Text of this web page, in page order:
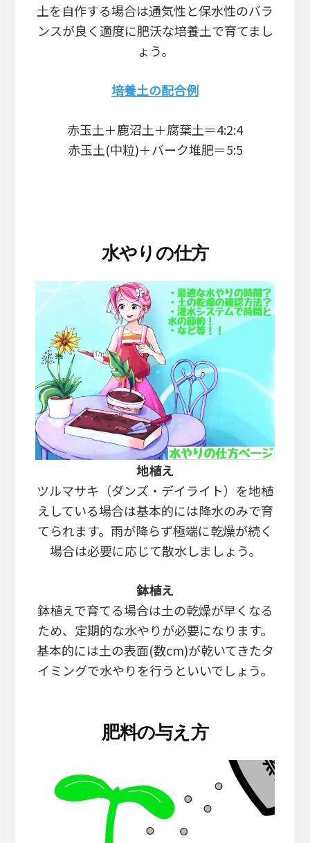
土を自作する場合は通気性と保水性のバラ
ンスが良く適度に肥沃な培養土で育てまし
ょう。
培養土の配合例
赤玉土＋鹿沼土＋腐葉土＝4:2:4
赤玉土(中粒)＋バーク堆肥＝5:5
水やりの仕方
地植え
ツルマサキ（ダンズ・デイライト）を地植
えしている場合は基本的には降水のみで育
てられます。雨が降らず極端に乾燥が続く
場合は必要に応じて散水しましょう。
鉢植え
鉢植えで育てる場合は土の乾燥が早くなる
ため、定期的な水やりが必要になります。
基本的には土の表面(数cm)が乾いてきたタ
イミングで水やりを行うといいでしょう。
肥料の与え方